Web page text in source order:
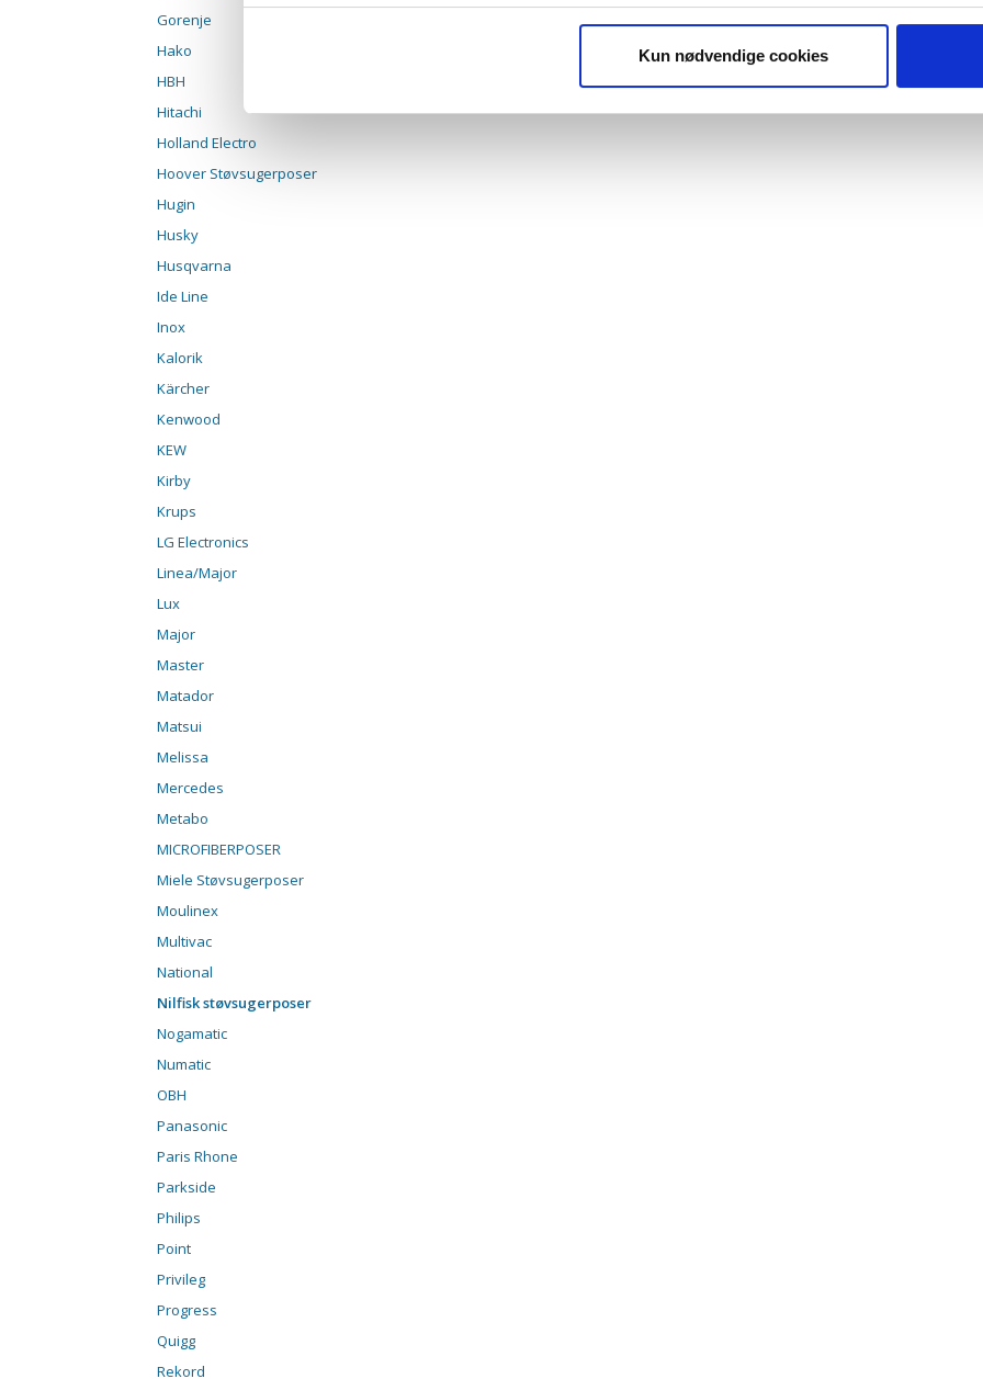
Kun nødvendige cookies
Gorenje
Hako
HBH
Hitachi
Holland Electro
Hoover Støvsugerposer
Hugin
Husky
Husqvarna
Ide Line
Inox
Kalorik
Kärcher
Kenwood
KEW
Kirby
Krups
LG Electronics
Linea/Major
Lux
Major
Master
Matador
Matsui
Melissa
Mercedes
Metabo
MICROFIBERPOSER
Miele Støvsugerposer
Moulinex
Multivac
National
Nilfisk støvsugerposer
Nogamatic
Numatic
OBH
Panasonic
Paris Rhone
Parkside
Philips
Point
Privileg
Progress
Quigg
Rekord